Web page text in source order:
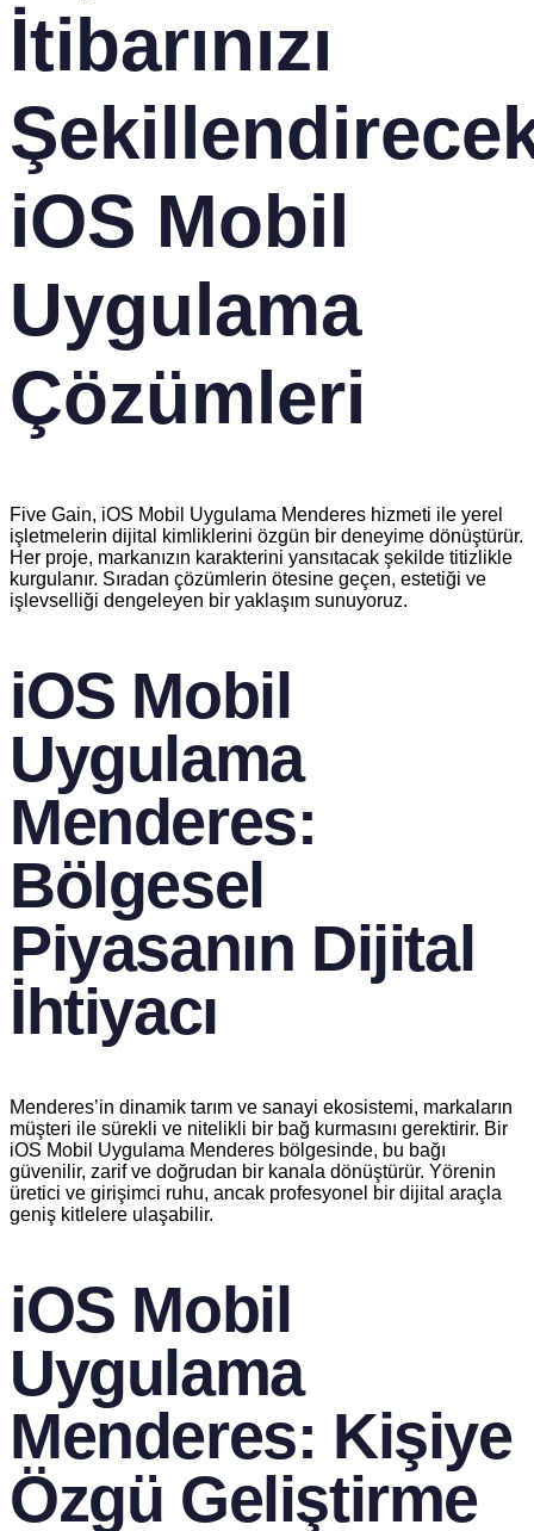
İtibarınızı
iOS Mobil
Uygulama
Çözümleri
Five Gain, iOS Mobil Uygulama Menderes hizmeti ile yerel
işletmelerin dijital kimliklerini özgün bir deneyime dönüştürür.
Her proje, markanızın karakterini yansıtacak şekilde titizlikle
kurgulanır. Sıradan çözümlerin ötesine geçen, estetiği ve
işlevselliği dengeleyen bir yaklaşım sunuyoruz.
iOS Mobil
Uygulama
Menderes:
Bölgesel
Piyasanın Dijital
İhtiyacı
Menderes’in dinamik tarım ve sanayi ekosistemi, markaların
müşteri ile sürekli ve nitelikli bir bağ kurmasını gerektirir. Bir
iOS Mobil Uygulama Menderes bölgesinde, bu bağı
güvenilir, zarif ve doğrudan bir kanala dönüştürür. Yörenin
üretici ve girişimci ruhu, ancak profesyonel bir dijital araçla
geniş kitlelere ulaşabilir.
iOS Mobil
Uygulama
Menderes: Kişiye
Özgü Geliştirme